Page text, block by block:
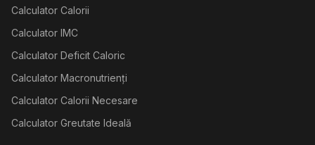
Calculator Calorii
Calculator IMC
Calculator Deficit Caloric
Calculator Macronutrienți
Calculator Calorii Necesare
Calculator Greutate Ideală